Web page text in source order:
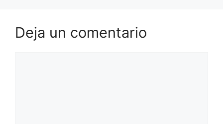
Deja un comentario